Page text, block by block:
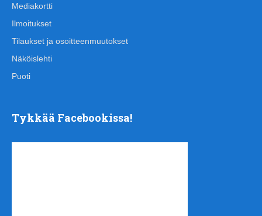
Mediakortti
Ilmoitukset
Tilaukset ja osoitteenmuutokset
Näköislehti
Puoti
Tykkää Facebookissa!